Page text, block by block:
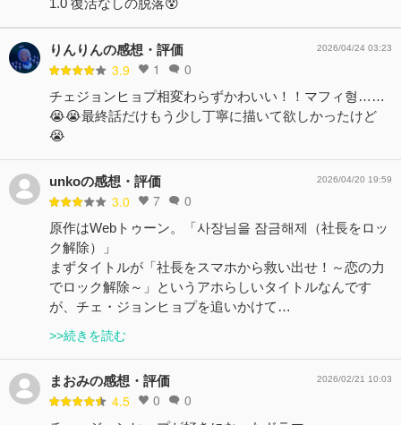
りんりんの感想・評価
3.9 1 0
2026/04/24 03:23
チェジョンヒョプ相変わらずかわいい！！マフィ형……
😭😭最終話だけもう少し丁寧に描いて欲しかったけど
😭
unkoの感想・評価
3.0 7 0
2026/04/20 19:59
原作はWebトゥーン。「사장님을 잠금해제（社長をロッ
ク解除）」
まずタイトルが「社長をスマホから救い出せ！～恋の力
でロック解除～」というアホらしいタイトルなんです
が、チェ・ジョンヒョプを追いかけて…
>>続きを読む
まおみの感想・評価
4.5 0 0
2026/02/21 10:03